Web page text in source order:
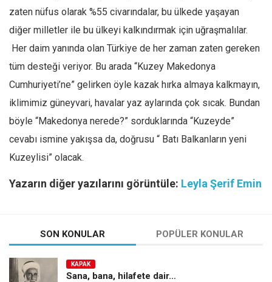
zaten nüfus olarak %55 civarındalar, bu ülkede yaşayan
diğer milletler ile bu ülkeyi kalkındırmak için uğraşmalılar.
Her daim yanında olan Türkiye de her zaman zaten gereken
tüm desteği veriyor. Bu arada “Kuzey Makedonya
Cumhuriyeti’ne” gelirken öyle kazak hırka almaya kalkmayın,
iklimimiz güneyvari, havalar yaz aylarında çok sıcak. Bundan
böyle “Makedonya nerede?” sorduklarında “Kuzeyde”
cevabı ismine yakışsa da, doğrusu “ Batı Balkanların yeni
Kuzeylisi” olacak.
Yazarın diğer yazılarını görüntüle: Leyla Şerif Emin
SON KONULAR POPÜLER KONULAR
KAPAK
Sana, bana, hilafete dair…